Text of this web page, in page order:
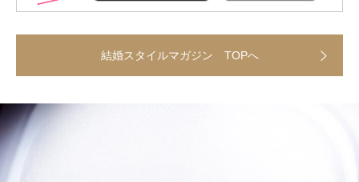
結婚スタイルマガジン TOPへ